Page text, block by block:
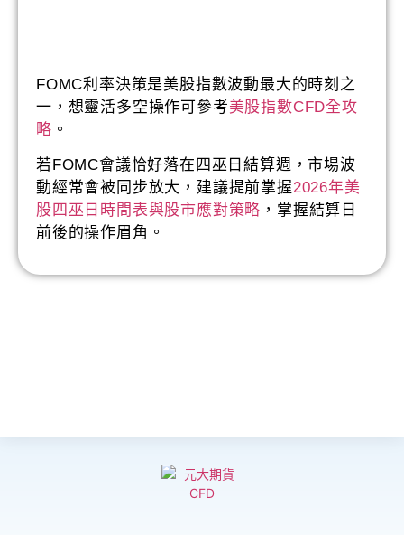
FOMC利率決策是美股指數波動最大的時刻之
一，想靈活多空操作可參考美股指數CFD全攻
略 。
若FOMC會議恰好落在四巫日結算週，市場波
動經常會被同步放大，建議提前掌握2026年美
股四巫日時間表與股市應對策略 ，掌握結算日
前後的操作眉角。